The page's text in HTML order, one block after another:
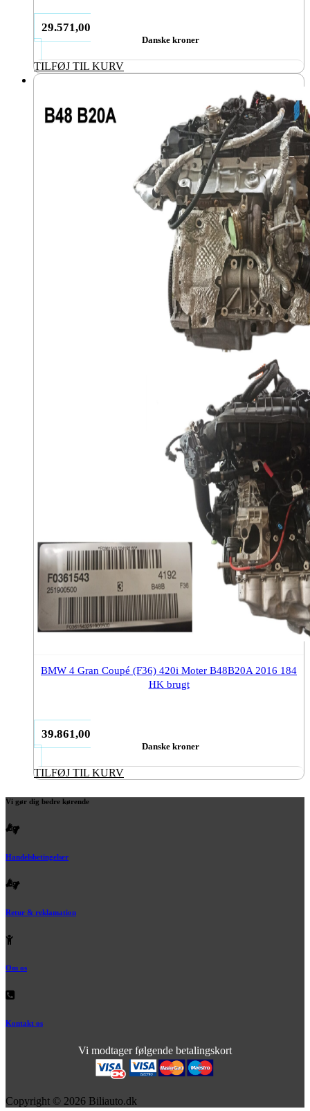
29.571,00
Danske kroner
TILFØJ TIL KURV
BMW 4 Gran Coupé (F36) 420i Moter B48B20A 2016 184
HK brugt
39.861,00
Danske kroner
TILFØJ TIL KURV
Vi gør dig bedre kørende
Handelsbetingelser
Retur & reklamation
Om os
Kontakt os
Vi modtager følgende betalingskort
Copyright © 2026 Biliauto.dk